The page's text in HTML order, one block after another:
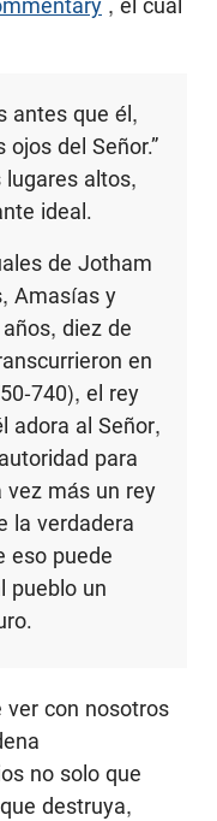
, el cual
antes que él,
del Señor.”
altos,
ideal.
de Jotham
Amasías y
diez de
en
740), el rey
adora al Señor,
para
vez más un rey
la verdadera
eso puede
pueblo un
ver con nosotros
no solo que
destruya,